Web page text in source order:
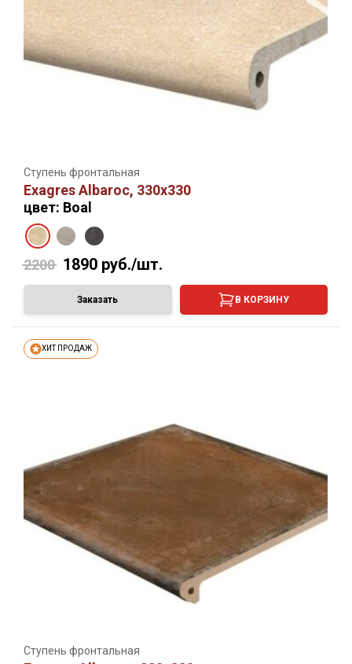
Ступень фронтальная
Exagres Albaroc, 330х330
цвет: Boal
2200 1890 руб./шт.
Заказать В КОРЗИНУ
ХИТ ПРОДАЖ
Ступень фронтальная